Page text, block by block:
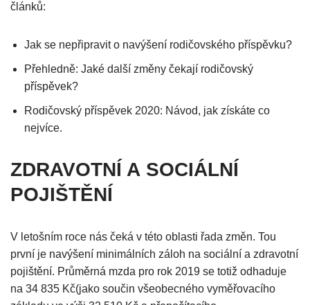
článků:
Jak se nepřipravit o navýšení rodičovského příspěvku?
Přehledně: Jaké další změny čekají rodičovský
příspěvek?
Rodičovský příspěvek 2020: Návod, jak získáte co
nejvíce.
ZDRAVOTNÍ A SOCIÁLNÍ
POJIŠTĚNÍ
V letošním roce nás čeká v této oblasti řada změn. Tou
první je navýšení minimálních záloh na sociální a zdravotní
pojištění. Průměrná mzda pro rok 2019 se totiž odhaduje
na 34 835 Kč(jako součin všeobecného vyměřovacího